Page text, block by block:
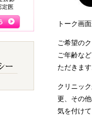
トーク画
ご希望の
ご年齢な
ただきます
クリニッ
更、その
気を付けて